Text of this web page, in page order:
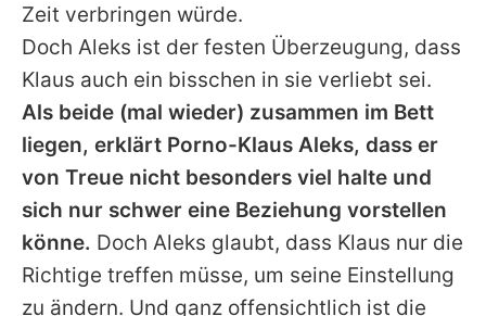
Zeit verbringen würde.
Doch Aleks ist der festen Überzeugung, dass
Klaus auch ein bisschen in sie verliebt sei.
Als beide (mal wieder) zusammen im Bett
liegen, erklärt Porno-Klaus Aleks, dass er
von Treue nicht besonders viel halte und
sich nur schwer eine Beziehung vorstellen
könne. Doch Aleks glaubt, dass Klaus nur die
Richtige treffen müsse, um seine Einstellung
zu ändern. Und ganz offensichtlich ist die